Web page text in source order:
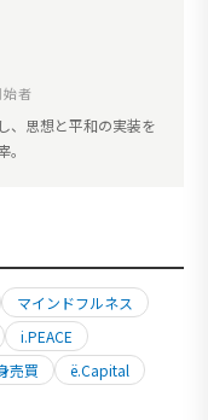
者
、思想と平和の実装を
マインドフルネス
i.PEACE
売買 ë.Capital